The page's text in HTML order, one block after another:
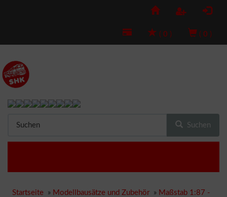
( 0 ) ( 0 )
Suchen
Startseite » Modellbausätze und Zubehör » Maßstab 1:87 -